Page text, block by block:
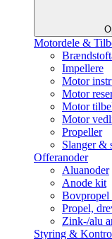
Motordele &
Impellere
Motor
Motor
Motor
Motor
Propeller
Slanger &
Offeranoder
Aluanoder
Anode kit
Bovpropel
Propel,
Zink-/alu
Styring &